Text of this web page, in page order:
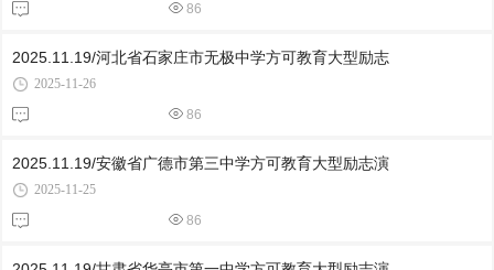
86
2025.11.19/河北省石家庄市无极中学方可教育大型励志
2025-11-26
86
2025.11.19/安徽省广德市第三中学方可教育大型励志演
2025-11-25
86